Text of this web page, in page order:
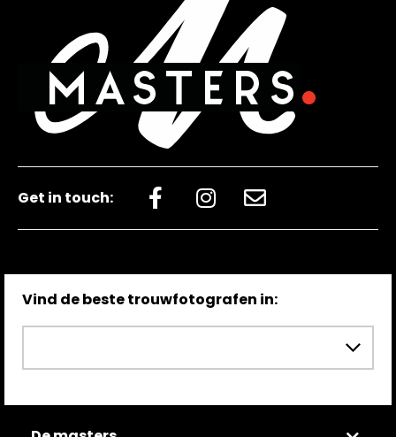
Get in touch:
Vind de beste trouwfotografen in: